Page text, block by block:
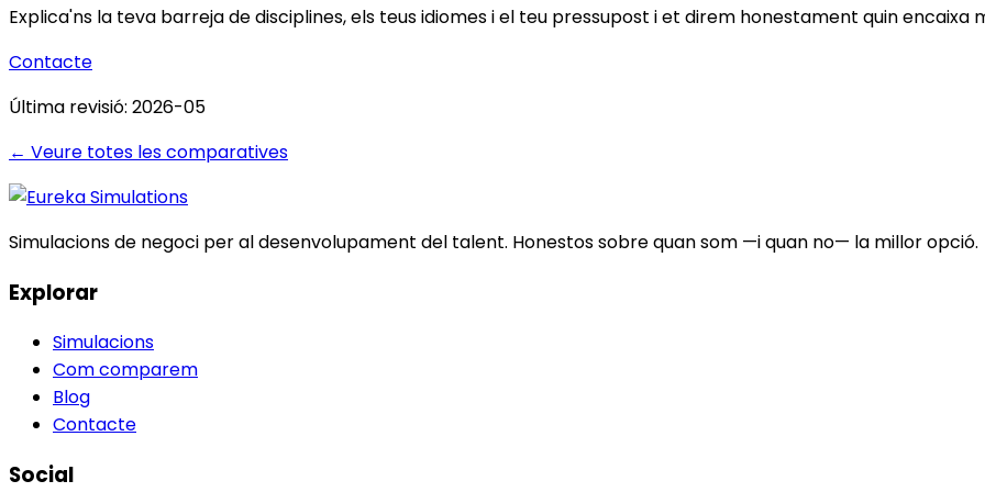
Explica'ns la teva barreja de disciplines, els teus idiomes i el teu pressupost i et direm honestament quin encaixa
Contacte
Última revisió: 2026-05
← Veure totes les comparatives
Simulacions de negoci per al desenvolupament del talent. Honestos sobre quan som —i quan no— la millor opció.
Explorar
Simulacions
Com comparem
Blog
Contacte
Social